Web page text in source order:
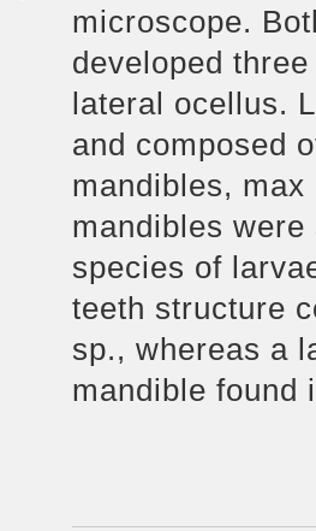
microscope. Bo
developed
lateral ocellus.
and composed
mandibles,
mandibles
species of
teeth structure
sp., whereas a
mandible found